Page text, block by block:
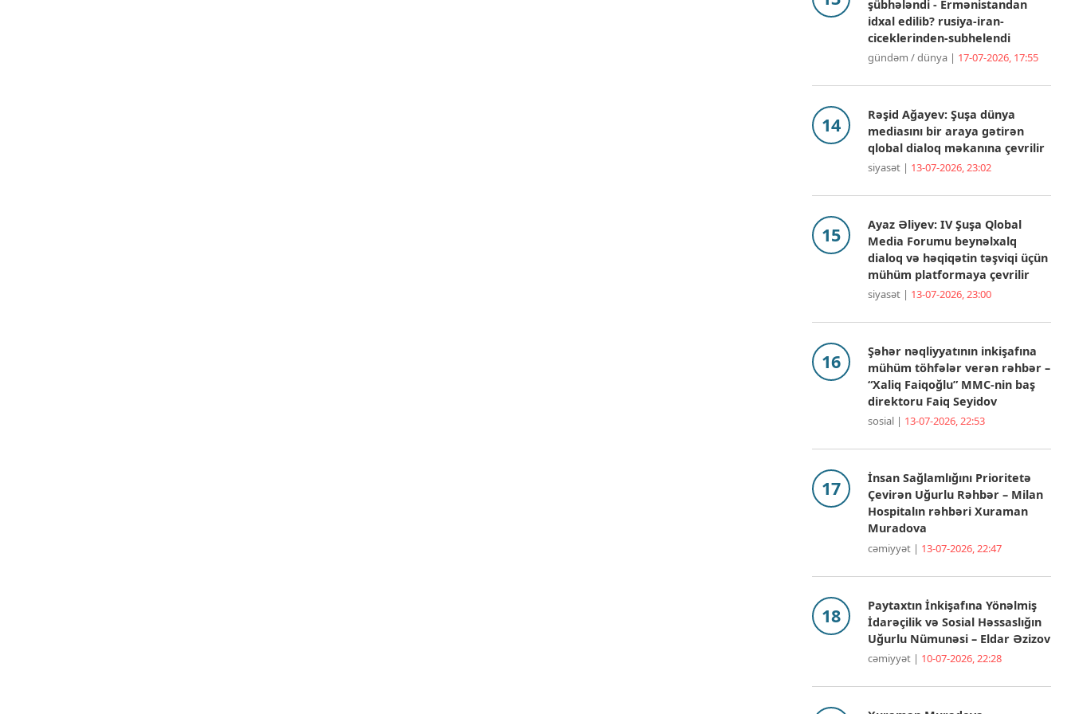
şübhələndi - Ermənistandan
idxal edilib? rusiya-iran-
ciceklerinden-subhelendi
gündəm / dünya | 17-07-2026, 17:55
Rəşid Ağayev: Şuşa dünya
mediasını bir araya gətirən
qlobal dialoq məkanına çevrilir
siyasət | 13-07-2026, 23:02
Ayaz Əliyev: IV Şuşa Qlobal
Media Forumu beynəlxalq
dialoq və həqiqətin təşviqi üçün
mühüm platformaya çevrilir
siyasət | 13-07-2026, 23:00
Şəhər nəqliyyatının inkişafına
mühüm töhfələr verən rəhbər –
“Xaliq Faiqoğlu” MMC-nin baş
direktoru Faiq Seyidov
sosial | 13-07-2026, 22:53
İnsan Sağlamlığını Prioritetə
Çevirən Uğurlu Rəhbər – Milan
Hospitalın rəhbəri Xuraman
Muradova
cəmiyyət | 13-07-2026, 22:47
Paytaxtın İnkişafına Yönəlmiş
İdarəçilik və Sosial Həssaslığın
Uğurlu Nümunəsi – Eldar Əzizov
cəmiyyət | 10-07-2026, 22:28